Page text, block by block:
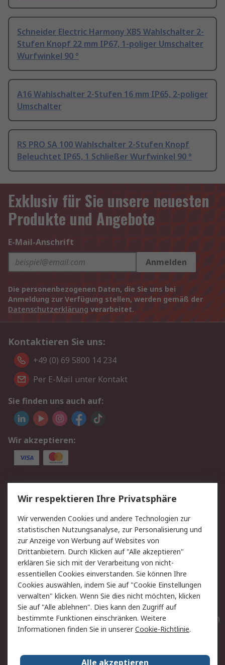
Schneider Electric Harmony XB5 Wahlschalter 2-
Stufen Knopf 22 mm IP67, 1-poliger Umschalter
Wurfwinkel 90 °
A16 Wahlschalter 2-Stufen 16 mm IP65, 2-poliger
Umschalter
RS PRO SA 100 Wahlschalter 2-Stufen Knopf
Beleuchtet IP65, 1 Schließer Wurfwinkel 90 °
Exklusiv für Sie unsere neuesten
Produkte und Angebote
E-Mail-Anschrift
Anmelden
Die personenbezogenen Daten, die Sie uns bei
Anmeldung zur Verfügung stellen, werden gemäß der
Datenschutzerklärung verarbeitet.
Kontaktieren Sie uns:
+49 (0) 69 5800 14 234
Per E-Mail unter Kontakt
Sie finden uns auch auf:
Wir akzeptieren:
Service
Value Added Services
Lieferlösungen
Rücksendungen
Kontakt
Hilfe
Privatkunden
Rechtliches
AGB
Datenschutz
Cookie-Richtlinie
Zahlungsbedingungen
Copyright/Impressum
Entsorgung
Elektrogeräte/Batterien
RS weltweit
Wir respektieren Ihre Privatsphäre
Wir verwenden Cookies und andere Technologien zur
statistischen Nutzungsanalyse, zur Personalisierung und
zur Anzeige von Werbung auf Websites von
Drittanbietern. Durch Klicken auf "Alle akzeptieren"
erklären Sie sich mit der Verarbeitung von nicht-
essentiellen Cookies einverstanden. Sie können Ihre
Cookies auswählen, indem Sie auf "Cookie Einstellungen
verwalten" klicken. Wenn Sie dies nicht möchten, klicken
Sie auf "Alle ablehnen". Dies kann den Zugriff auf
bestimmte Funktionen einschränken. Weitere
Informationen finden Sie in unsererCookie-Richtlinie.
Alle akzeptieren